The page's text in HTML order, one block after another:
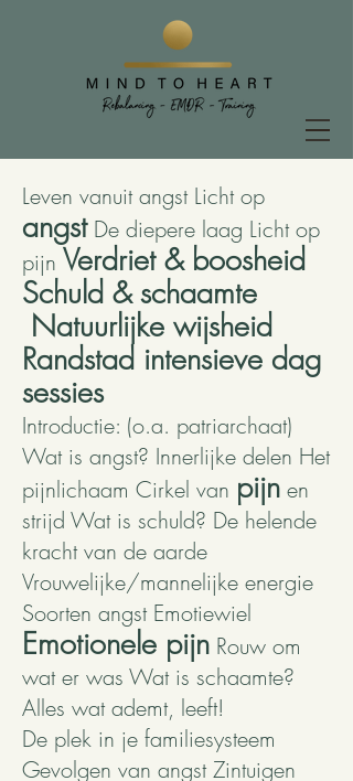
Leven vanuit angst Licht op
angstDe diepere laag Licht op
pijn Verdriet & boosheid
Schuld & schaamte
Natuurlijke wijsheid
Randstad intensieve dag
sessies
Introductie: (o.a. patriarchaat)
Wat is angst? Innerlijke delen Het
pijnlichaam Cirkel van pijn en
strijd Wat is schuld? De helende
kracht van de aarde
Vrouwelijke/mannelijke energie
Soorten angst Emotiewiel
Emotionele pijn Rouw om
wat er was Wat is schaamte?
Alles wat ademt, leeft!
De plek in je familiesysteem
Gevolgen van angst Zintuigen